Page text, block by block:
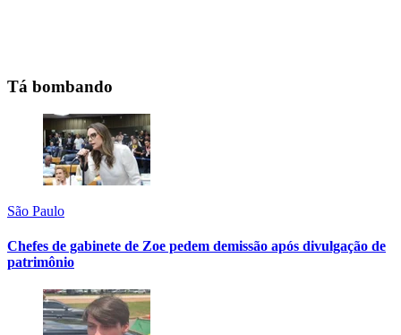
Tá bombando
São Paulo
Chefes de gabinete de Zoe pedem demissão após divulgação de
patrimônio